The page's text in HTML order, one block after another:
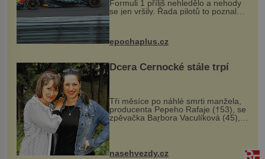
Formuli 1 příliš nehledělo a nehody
se jen vršily. Řada pilotů to poznala
na vlastní kůži, často s trvalými
následky nebo bohužel i ztrátou
života. Dnes nepochopiteln...
epochaplus.cz
Dcera Černocké stále trpí
Tři měsíce po náhlé smrti manžela,
producenta Pepeho Rafaje (†53), se
zpěvačka Barbora Vaculíková (45),
dcera Petry Černocké (75), poprvé
ozvala veřejnosti. Na sociální síti
sdílela, že se snaží fung...
nasehvezdy.cz